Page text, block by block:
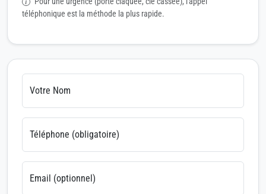
téléphonique est la méthode la plus rapide.
Votre Nom
Téléphone (obligatoire)
Email (optionnel)